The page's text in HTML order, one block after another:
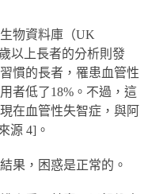
物資料庫（UK
以上長者的分析則發
慣的長者，罹患血管性
者低了18%。不過，這
在血管性失智症，與阿
源 4]。
果，困惑是正常的。